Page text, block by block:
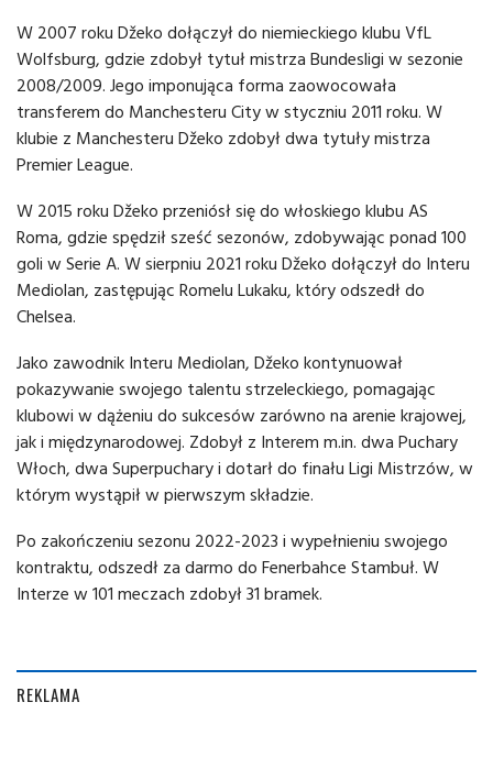
W 2007 roku Džeko dołączył do niemieckiego klubu VfL
Wolfsburg, gdzie zdobył tytuł mistrza Bundesligi w sezonie
2008/2009. Jego imponująca forma zaowocowała
transferem do Manchesteru City w styczniu 2011 roku. W
klubie z Manchesteru Džeko zdobył dwa tytuły mistrza
Premier League.
W 2015 roku Džeko przeniósł się do włoskiego klubu AS
Roma, gdzie spędził sześć sezonów, zdobywając ponad 100
goli w Serie A. W sierpniu 2021 roku Džeko dołączył do Interu
Mediolan, zastępując Romelu Lukaku, który odszedł do
Chelsea.
Jako zawodnik Interu Mediolan, Džeko kontynuował
pokazywanie swojego talentu strzeleckiego, pomagając
klubowi w dążeniu do sukcesów zarówno na arenie krajowej,
jak i międzynarodowej. Zdobył z Interem m.in. dwa Puchary
Włoch, dwa Superpuchary i dotarł do finału Ligi Mistrzów, w
którym wystąpił w pierwszym składzie.
Po zakończeniu sezonu 2022-2023 i wypełnieniu swojego
kontraktu, odszedł za darmo do Fenerbahce Stambuł. W
Interze w 101 meczach zdobył 31 bramek.
REKLAMA